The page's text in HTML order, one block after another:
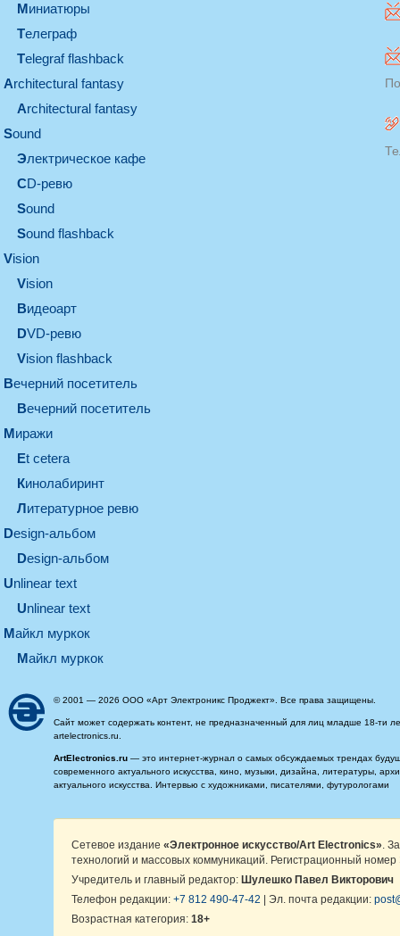
миниатюры
телеграф
Telegraf flashback
architectural fantasy
architectural fantasy
sound
электрическое кафе
CD-ревю
sound
Sound flashback
vision
vision
видеоарт
DVD-ревю
Vision flashback
вечерний посетитель
вечерний посетитель
миражи
et cetera
кинолабиринт
литературное ревю
design-альбом
design-альбом
unlinear text
Unlinear text
майкл муркок
майкл муркок
© 2001 — 2026 ООО «Арт Электроникс Проджект». Все права защищены.
Сайт может содержать контент, не предназначенный для лиц младше 18-ти
artelectronics.ru.
ArtElectronics.ru — это интернет-журнал о самых обсуждаемых трендах
современного актуального искусства, кино, музыки, дизайна, литературы,
актуального искусства. Интервью с художниками, писателями, футурологами
Сетевое издание «Электронное искусство/Art Electronics» .
технологий и массовых коммуникаций. Регистрационный
Учредитель и главный редактор: Шулешко Павел Викторович
Телефон редакции: +7 812 490-47-42 | Эл. почта редакции:
Возрастная категория: 18+